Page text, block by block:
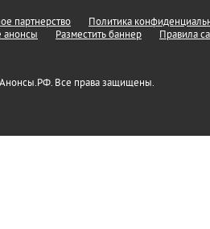
партнерство
Политика
анонсы Разместить баннер Правила
Все права защищены.